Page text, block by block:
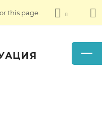
this page.